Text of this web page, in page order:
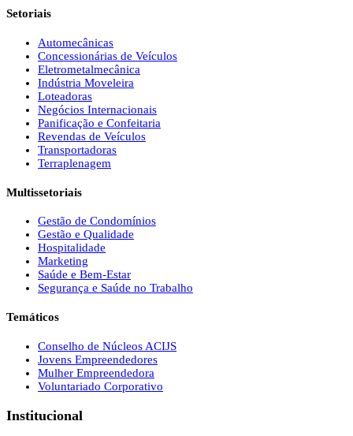
Setoriais
Automecânicas
Concessionárias de Veículos
Eletrometalmecânica
Indústria Moveleira
Loteadoras
Negócios Internacionais
Panificação e Confeitaria
Revendas de Veículos
Transportadoras
Terraplenagem
Multissetoriais
Gestão de Condomínios
Gestão e Qualidade
Hospitalidade
Marketing
Saúde e Bem-Estar
Segurança e Saúde no Trabalho
Temáticos
Conselho de Núcleos ACIJS
Jovens Empreendedores
Mulher Empreendedora
Voluntariado Corporativo
Institucional